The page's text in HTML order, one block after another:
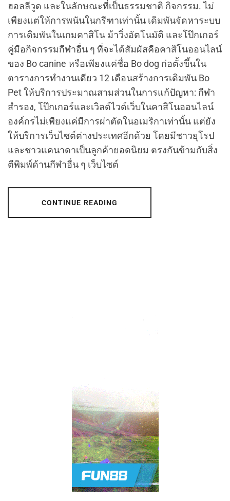
ฮอลลีวูด และในลักษณะที่เป็นธรรมชาติ กิจกรรม. ไม่
เพียงแต่ให้การพนันในกรีฑาเท่านั้น เดิมพันจัดหาระบบ
การเดิมพันในเกมคาสิโน ม้าวิ่งอัตโนมัติ และโป๊กเกอร์
คู่มือกิจกรรมกีฬาอื่น ๆ ที่จะได้สัมผัสคือคาสิโนออนไลน์
ของ Bo canine หรือเพียงแค่ชื่อ Bo dog ก่อตั้งขึ้นใน
ตารางการทำงานเดียว 12 เดือนสร้างการเดิมพัน Bo
Pet ให้บริการประมาณสามส่วนในการแก้ปัญหา: กีฬา
สำรอง, โป๊กเกอร์และเวิลด์ไวด์เว็บในคาสิโนออนไลน์
องค์กรไม่เพียงแค่มีการผ่าตัดในอเมริกาเท่านั้น แต่ยัง
ให้บริการเว็บไซต์ต่างประเทศอีกด้วย โดยมีชาวยุโรป
และชาวแคนาดาเป็นลูกค้ายอดนิยม ตรงกันข้ามกับสิ่ง
ตีพิมพ์ด้านกีฬาอื่น ๆ เว็บไซต์
CONTINUE READING